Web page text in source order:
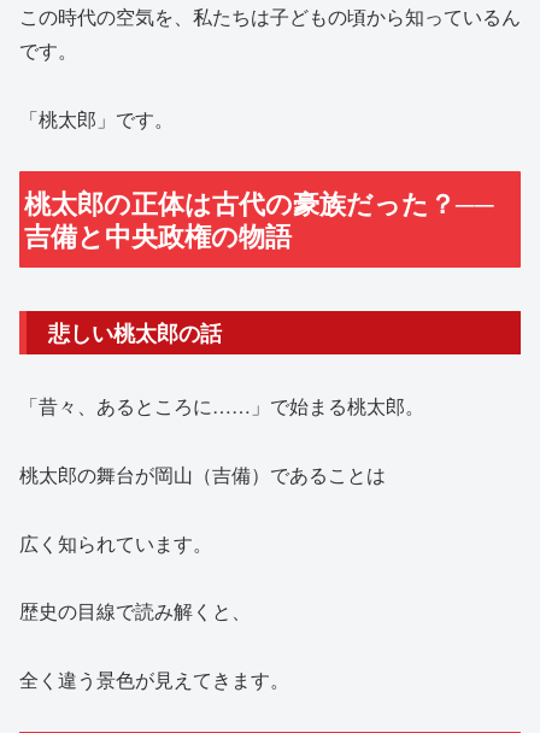
この時代の空気を、私たちは子どもの頃から知っているん
です。
「桃太郎」です。
桃太郎の正体は古代の豪族だった？──
吉備と中央政権の物語
悲しい桃太郎の話
「昔々、あるところに……」で始まる桃太郎。
桃太郎の舞台が岡山（吉備）であることは
広く知られています。
歴史の目線で読み解くと、
全く違う景色が見えてきます。